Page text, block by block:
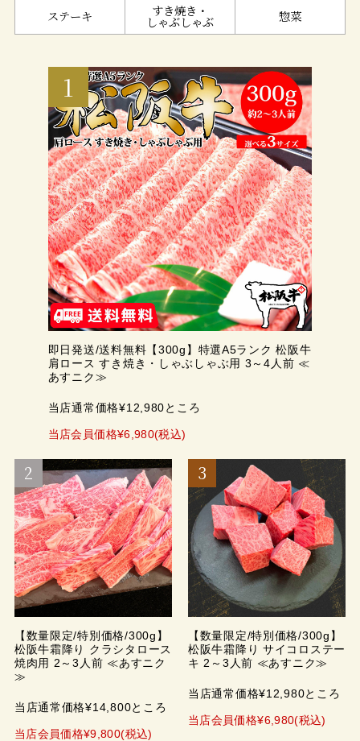
ステーキ すき焼き・
しゃぶしゃぶ 惣菜
即日発送/送料無料【300g】特選A5ランク 松阪牛
肩ロース すき焼き・しゃぶしゃぶ用 3～4人前 ≪
あすニク≫
当店通常価格¥12,980ところ
当店会員価格¥6,980(税込)
【数量限定/特別価格/300g】
松阪牛霜降り クラシタロース
焼肉用 2～3人前 ≪あすニク
≫
当店通常価格¥14,800ところ
当店会員価格¥9,800(税込)
【数量限定/特別価格/300g】
松阪牛霜降り サイコロステー
キ 2～3人前 ≪あすニク≫
当店通常価格¥12,980ところ
当店会員価格¥6,980(税込)